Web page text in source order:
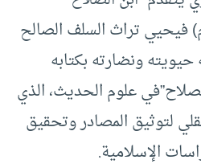
(643هـ=1245م) فيحيي تراث السلف الصالح
ونضارته بكتابه
علوم الحديث، الذي
لتوثيق المصادر وتحقيق
الإسلامية.